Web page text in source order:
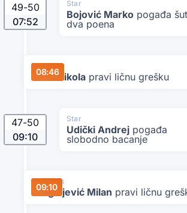
Star
Bojović Markopogađa
dva poena
49-50
07:52
08:46
Danubius
Čolić Nikola pravi ličnu grešku
Star
Udički Andrejpogađa
slobodno bacanje
47-50
09:10
09:10
Danubius
Dragoljević Milan pravi ličnu